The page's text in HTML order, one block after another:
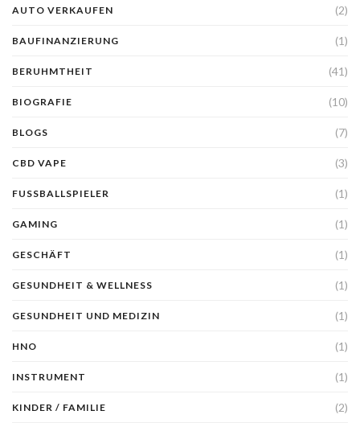
AUTO VERKAUFEN (2)
BAUFINANZIERUNG (1)
BERUHMTHEIT (41)
BIOGRAFIE (10)
BLOGS (7)
CBD VAPE (3)
FUSSBALLSPIELER (1)
GAMING (1)
GESCHÄFT (1)
GESUNDHEIT & WELLNESS (1)
GESUNDHEIT UND MEDIZIN (1)
HNO (1)
INSTRUMENT (1)
KINDER / FAMILIE (2)